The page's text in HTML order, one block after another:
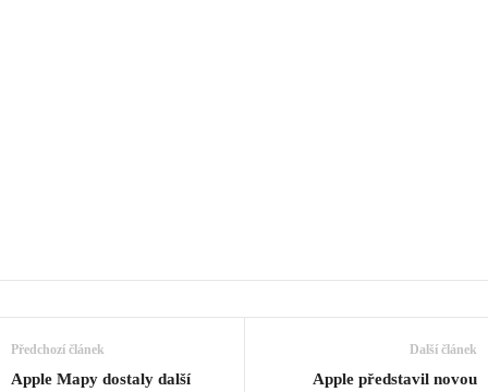
Předchozí článek
Apple Mapy dostaly další
Další článek
Apple představil novou